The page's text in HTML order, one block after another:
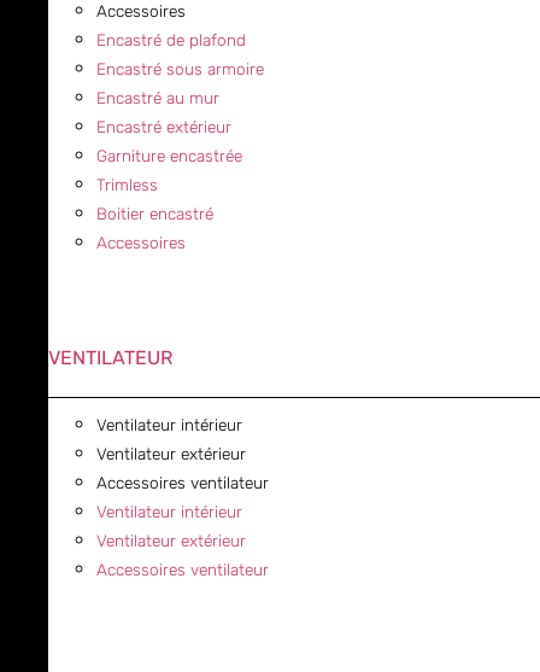
Accessoires
Encastré de plafond
Encastré sous armoire
Encastré au mur
Encastré extérieur
Garniture encastrée
Trimless
Boitier encastré
Accessoires
VENTILATEUR
Ventilateur intérieur
Ventilateur extérieur
Accessoires ventilateur
Ventilateur intérieur
Ventilateur extérieur
Accessoires ventilateur